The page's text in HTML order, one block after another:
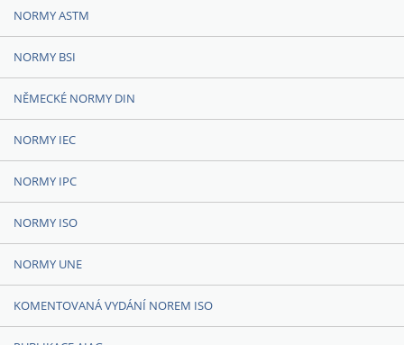
NORMY ASTM
NORMY BSI
NĚMECKÉ NORMY DIN
NORMY IEC
NORMY IPC
NORMY ISO
NORMY UNE
KOMENTOVANÁ VYDÁNÍ NOREM ISO